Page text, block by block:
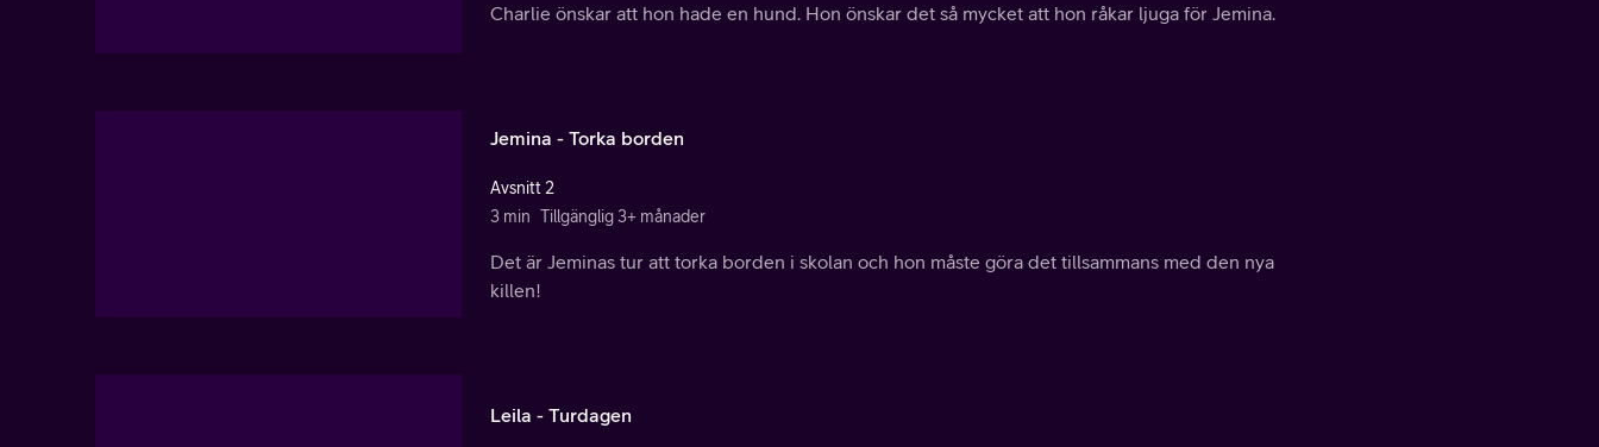
Charlie önskar att hon hade en hund. Hon önskar det så mycket att hon råkar ljuga för Jemina.
Jemina - Torka borden
Avsnitt 2
3 min Tillgänglig 3+ månader
Det är Jeminas tur att torka borden i skolan och hon måste göra det tillsammans med den nya
killen!
Leila - Turdagen